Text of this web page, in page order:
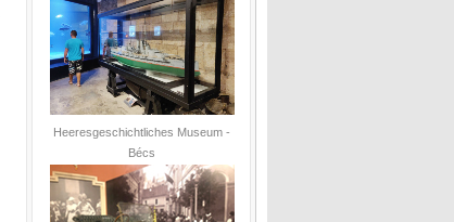
Heeresgeschichtliches Museum -
Bécs